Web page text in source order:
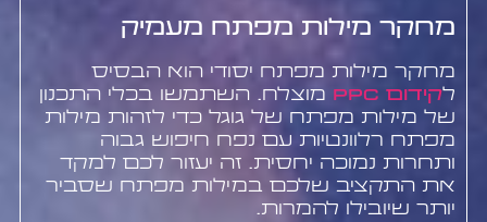
מחקר מילות מפתח מעמיק
מחקר מילות מפתח יסודי הוא הבסיס
לקידום PPC
מוצלח. השתמשו בכלי התכנון
של מילות מפתח של גוגל כדי לזהות מילות
מפתח רלוונטיות עם נפח חיפוש גבוה
ותחרות נמוכה יחסית. זה יעזור לכם למקד
את התקציב שלכם במילות מפתח שסביר
יותר שיובילו להמרות.